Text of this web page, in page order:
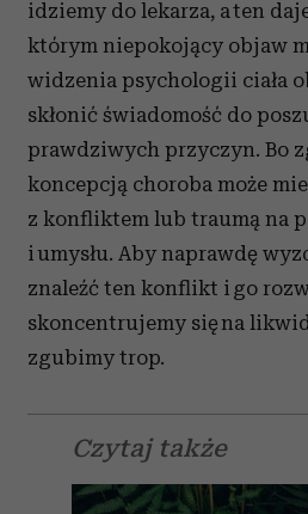
idziemy do lekarza, a ten
którym niepokojący objaw
widzenia psychologii ciała
skłonić świadomość do
prawdziwych przyczyn. Bo
koncepcją choroba może
z konfliktem lub traumą na
i umysłu. Aby naprawdę
znaleźć ten konflikt i go
skoncentrujemy się na
zgubimy trop.
Czytaj także